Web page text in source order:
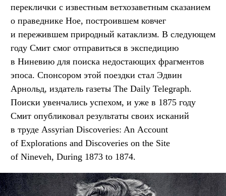
переклички с известным ветхозаветным сказанием
о праведнике Ное, построившем ковчег
и пережившем природный катаклизм. В следующем
году Смит смог отправиться в экспедицию
в Ниневию для поиска недостающих фрагментов
эпоса. Спонсором этой поездки стал Эдвин
Арнольд, издатель газеты The Daily Telegraph.
Поиски увенчались успехом, и уже в 1875 году
Смит опубликовал результаты своих исканий
в труде Assyrian Discoveries: An Account
of Explorations and Discoveries on the Site
of Nineveh, During 1873 to 1874.